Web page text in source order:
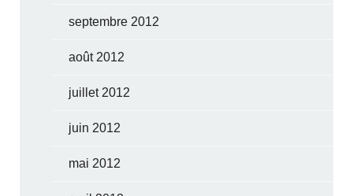
septembre 2012
août 2012
juillet 2012
juin 2012
mai 2012